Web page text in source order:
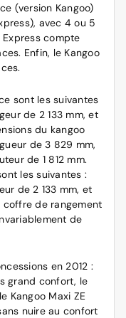
(version Kangoo)
avec 4 ou 5
compte
Enfin, le Kangoo
sont les suivantes
de 2 133 mm, et
du kangoo
de 3 829 mm,
de 1 812 mm.
les suivantes :
de 2 133 mm, et
coffre de rangement
de
en 2012 :
grand confort, le
Kangoo Maxi ZE
nuire au confort